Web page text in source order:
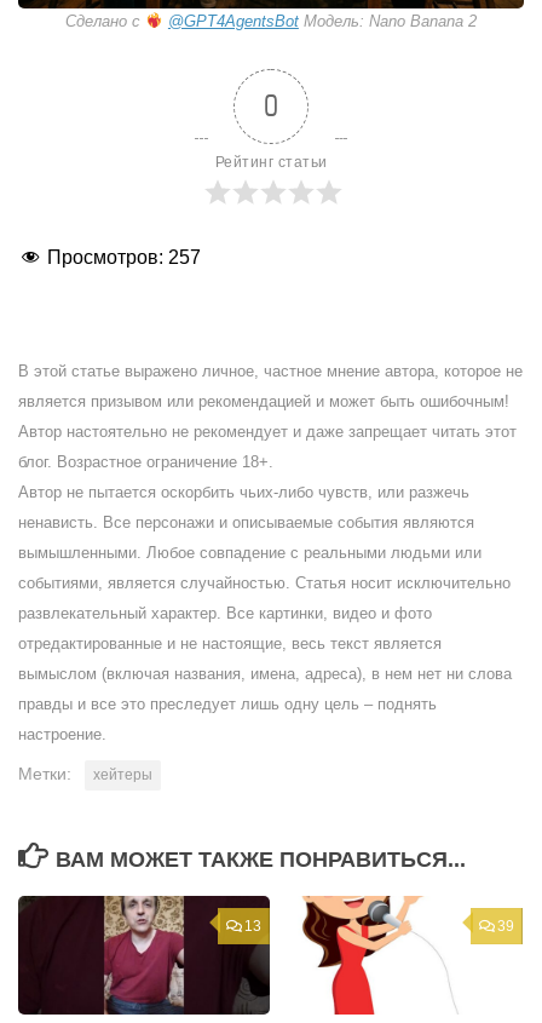
Сделано с @GPT4AgentsBotМодель: Nano Banana 2
0
Рейтинг статьи
Просмотров: 257
В этой статье выражено личное, частное мнение автора, которое не
является призывом или рекомендацией и может быть ошибочным!
Автор настоятельно не рекомендует и даже запрещает читать этот
блог. Возрастное ограничение 18+.
Автор не пытается оскорбить чьих-либо чувств, или разжечь
ненависть. Все персонажи и описываемые события являются
вымышленными. Любое совпадение с реальными людьми или
событиями, является случайностью. Статья носит исключительно
развлекательный характер. Все картинки, видео и фото
отредактированные и не настоящие, весь текст является
вымыслом (включая названия, имена, адреса), в нем нет ни слова
правды и все это преследует лишь одну цель – поднять
настроение.
Метки: хейтеры
ВАМ МОЖЕТ ТАКЖЕ ПОНРАВИТЬСЯ...
13 39